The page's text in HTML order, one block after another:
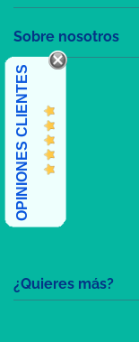
¿Quieres más?
Sobre nosotros
OPINIONES CLIENTES